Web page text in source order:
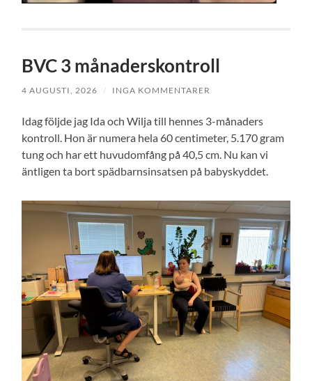
BVC 3 månaderskontroll
4 AUGUSTI, 2026 / INGA KOMMENTARER
Idag följde jag Ida och Wilja till hennes 3-månaders
kontroll. Hon är numera hela 60 centimeter, 5.170 gram
tung och har ett huvudomfång på 40,5 cm. Nu kan vi
äntligen ta bort spädbarnsinsatsen på babyskyddet.